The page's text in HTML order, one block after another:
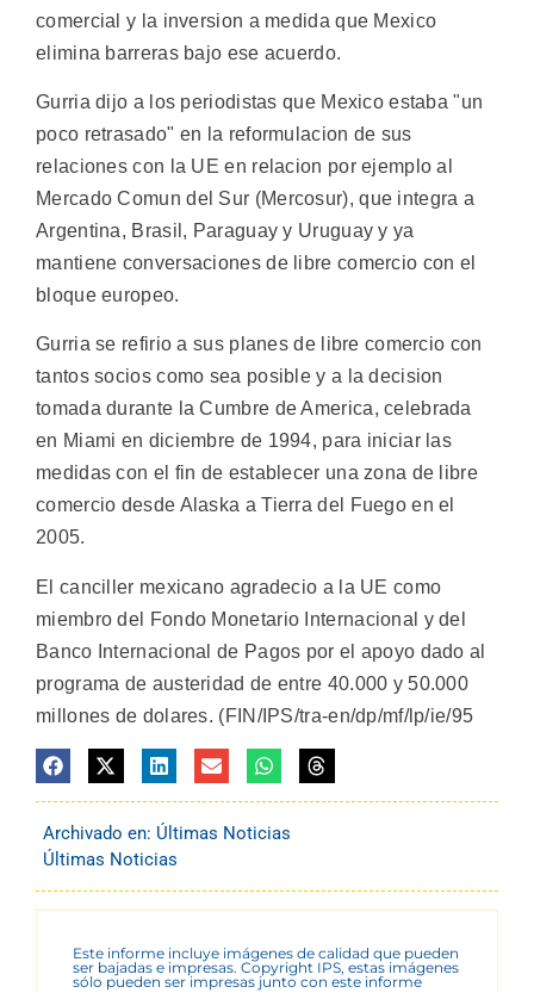
comercial y la inversion a medida que Mexico
elimina barreras bajo ese acuerdo.
Gurria dijo a los periodistas que Mexico estaba "un
poco retrasado" en la reformulacion de sus
relaciones con la UE en relacion por ejemplo al
Mercado Comun del Sur (Mercosur), que integra a
Argentina, Brasil, Paraguay y Uruguay y ya
mantiene conversaciones de libre comercio con el
bloque europeo.
Gurria se refirio a sus planes de libre comercio con
tantos socios como sea posible y a la decision
tomada durante la Cumbre de America, celebrada
en Miami en diciembre de 1994, para iniciar las
medidas con el fin de establecer una zona de libre
comercio desde Alaska a Tierra del Fuego en el
2005.
El canciller mexicano agradecio a la UE como
miembro del Fondo Monetario Internacional y del
Banco Internacional de Pagos por el apoyo dado al
programa de austeridad de entre 40.000 y 50.000
millones de dolares. (FIN/IPS/tra-en/dp/mf/lp/ie/95
Archivado en: Últimas Noticias
Últimas Noticias
Este informe incluye imágenes de calidad que pueden
ser bajadas e impresas. Copyright IPS, estas imágenes
sólo pueden ser impresas junto con este informe